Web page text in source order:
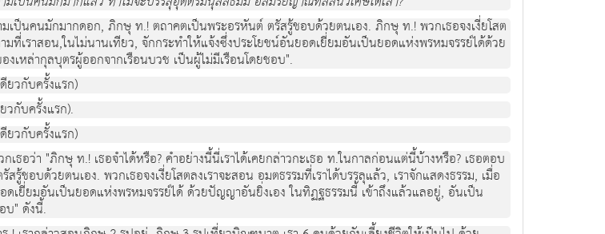
เป็นคนมักมากดอก, ภิกษุ ท.! ตถาคตเป็นพระอรหันต์ ตรัสรู้ชอบด้วยตนเอง. ภิกษุ ท.! พวกเธอจงเงี่ยโสต
ที่เราสอน,ในไม่นานเทียว, จักกระทำให้แจ้งซึ่งประโยชน์อันยอดเยี่ยมอันเป็นยอดแห่งพรหมจรรย์ได้ด้วย
เหล่ากุลบุตรผู้ออกจากเรือนบวช เป็นผู้ไม่มีเรือนโดยชอบ".
ยวกับครั้งแรก)
วกับครั้งแรก).
ยวกับครั้งแรก)
ธอว่า "ภิกษุ ท.! เธอจำได้หรือ? คำอย่างนี้นี่เราได้เคยกล่าวกะเธอ ท.ในกาลก่อนแต่นี้บ้างหรือ? เธอตอบ
ชอบด้วยตนเอง. พวกเธอจงเงี่ยโสตลงเราจะสอน อมตธรรมที่เราได้บรรลุแล้ว, เราจักแสดงธรรม, เมื่อ
เยี่ยมอันเป็นยอดแห่งพรหมจรรย์ได้ ด้วยปัญญาอันยิ่งเอง ในทิฏฐธรรมนี้ เข้าถึงแล้วแลอยู่, อันเป็น
บ" ดังนี้.